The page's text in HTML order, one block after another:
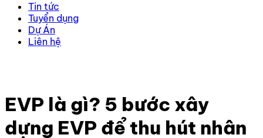
Tin tức
Tuyển dụng
Dự Án
Liên hệ
EVP là gì? 5 bước xây
dựng EVP để thu hút nhân